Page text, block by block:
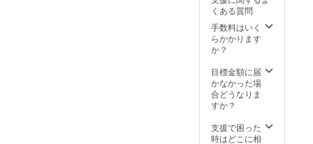
集時間
を頂い
ており
ます）
水コー
ティン
グ ・エ
ンジン
アイス
洗浄 ・
室内
ニング&
ドライ
くある質問
手数料はいく
らかかります
か？
目標金額に届
かなかった場
合どうなりま
すか？
支援で困った
時はどこに相